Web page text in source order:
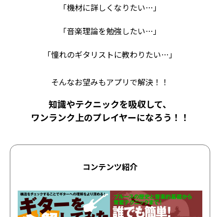
「機材に詳しくなりたい…」
「音楽理論を勉強したい…」
「憧れのギタリストに教わりたい…」
そんなお望みもアプリで解決！！
知識やテクニックを吸収して、
ワンランク上のプレイヤーになろう！！
コンテンツ紹介